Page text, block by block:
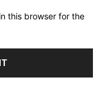
this browser for the